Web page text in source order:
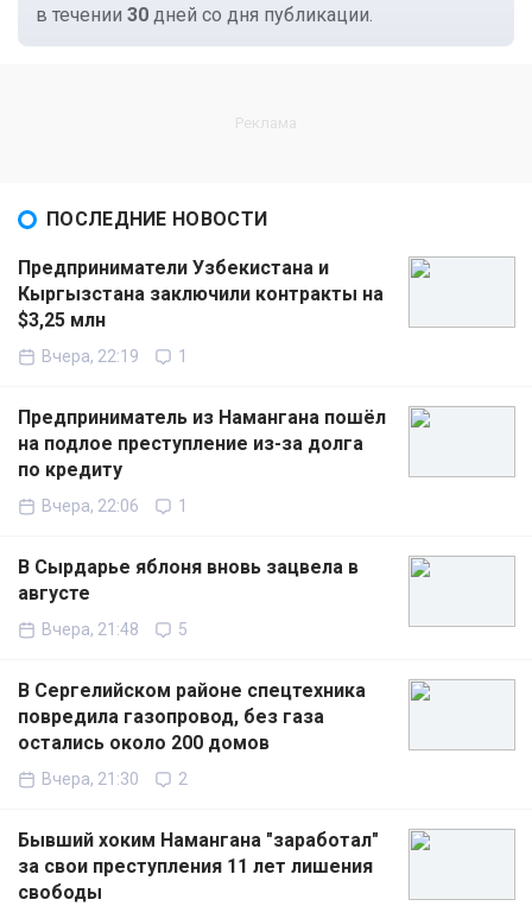
в течении 30 дней со дня публикации.
ПОСЛЕДНИЕ НОВОСТИ
Предприниматели Узбекистана и
Кыргызстана заключили контракты на
$3,25 млн
Вчера, 22:19 1
Предприниматель из Намангана пошёл
на подлое преступление из-за долга
по кредиту
Вчера, 22:06 1
В Сырдарье яблоня вновь зацвела в
августе
Вчера, 21:48 5
В Сергелийском районе спецтехника
повредила газопровод, без газа
остались около 200 домов
Вчера, 21:30 2
Бывший хоким Намангана "заработал"
за свои преступления 11 лет лишения
свободы